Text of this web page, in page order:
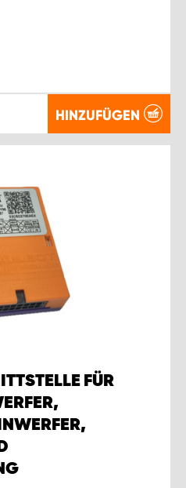
HINZUFÜGEN
FÜR